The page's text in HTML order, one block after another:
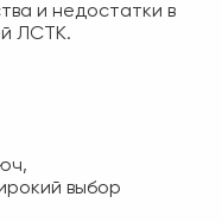
и недостатки в
ЛСТК.
выбор